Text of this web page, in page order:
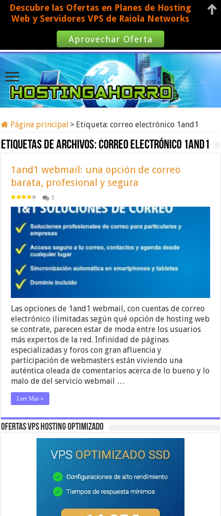
Página principal > Etiqueta:correo electrónico 1and1
Etiquetas de archivos:correo electrónico 1and1
1and1 webmail: una opción de correo
barata, profesional y segura
1
Las opciones de 1and1 webmail, con cuentas de correo
electrónico ilimitadas según qué opción de hosting web
se contrate, parecen estar de moda entre los usuarios
más expertos de la red. Infinidad de páginas
especializadas y foros con gran afluencia y
participación de webmasters están viviendo una
auténtica oleada de comentarios acerca de lo bueno y lo
malo de del servicio webmail …
Leer Mas »
OFERTAS VPS HOSTING OPTIMIZADO
Descubre las Ofertas en Planes de Hosting
Web y Servidores VPS de Raiola Networks
Aprovechar Oferta